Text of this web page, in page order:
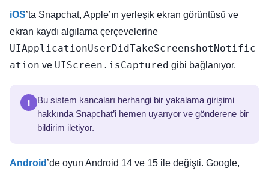
iOS’ta Snapchat, Apple’ın yerleşik ekran görüntüsü ve
ekran kaydı algılama çerçevelerine
UIApplicationUserDidTakeScreenshotNotific
ation ve UIScreen.isCaptured gibi bağlanıyor.
i
Bu sistem kancaları herhangi bir yakalama girişimi
hakkında Snapchat’i hemen uyarıyor ve gönderene bir
bildirim iletiyor.
Android ’de oyun Android 14 ve 15 ile değişti. Google,